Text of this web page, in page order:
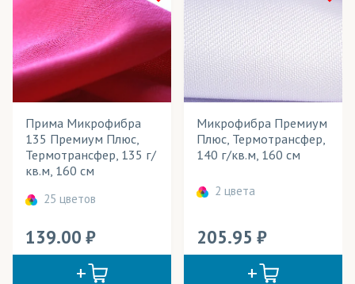
Прима Микрофибра
135 Премиум Плюс,
Термотрансфер, 135 г/
кв.м, 160 см
25 цветов
139.00
Микрофибра Премиум
Плюс, Термотрансфер,
140 г/кв.м, 160 см
2 цвета
205.95